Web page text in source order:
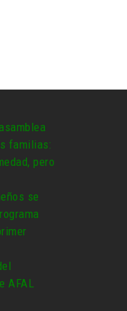
familias:
pero
se
AFAL